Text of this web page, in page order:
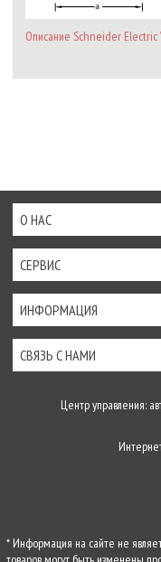
Описание Schneider Electric
О НАС
СЕРВИС
ИНФОРМАЦИЯ
СВЯЗЬ С НАМИ
Центр управления:
* Информация на сайте не